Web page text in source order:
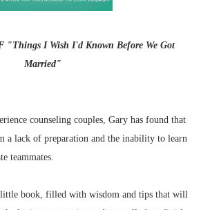
"Things I Wish I'd Known Before We Got
Married"
counseling couples, Gary has found that
a lack of preparation and the inability to learn
teammates.
book, filled with wisdom and tips that will